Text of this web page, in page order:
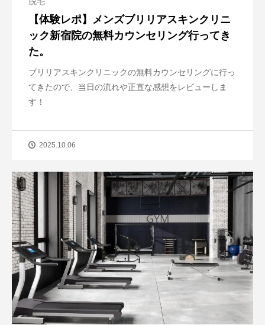
【体験レポ】メンズブリリアスキンクリニ
ック新宿院の無料カウンセリング行ってき
た。
ブリリアスキンクリニックの無料カウンセリングに行っ
てきたので、当日の流れや正直な感想をレビューしま
す！
2025.10.06